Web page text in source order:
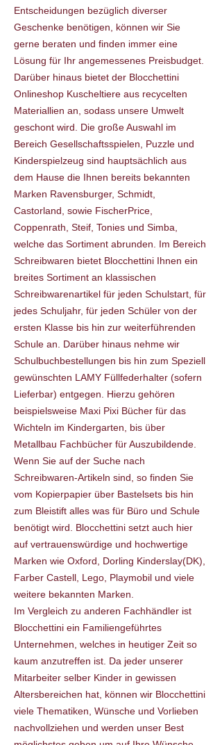
Entscheidungen bezüglich diverser
Geschenke benötigen, können wir Sie
gerne beraten und finden immer eine
Lösung für Ihr angemessenes Preisbudget.
Darüber hinaus bietet der Blocchettini
Onlineshop Kuscheltiere aus recycelten
Materiallien an, sodass unsere Umwelt
geschont wird. Die große Auswahl im
Bereich Gesellschaftsspielen, Puzzle und
Kinderspielzeug sind hauptsächlich aus
dem Hause die Ihnen bereits bekannten
Marken Ravensburger, Schmidt,
Castorland, sowie FischerPrice,
Coppenrath, Steif, Tonies und Simba,
welche das Sortiment abrunden. Im Bereich
Schreibwaren bietet Blocchettini Ihnen ein
breites Sortiment an klassischen
Schreibwarenartikel für jeden Schulstart, für
jedes Schuljahr, für jeden Schüler von der
ersten Klasse bis hin zur weiterführenden
Schule an. Darüber hinaus nehme wir
Schulbuchbestellungen bis hin zum Speziell
gewünschten LAMY Füllfederhalter (sofern
Lieferbar) entgegen. Hierzu gehören
beispielsweise Maxi Pixi Bücher für das
Wichteln im Kindergarten, bis über
Metallbau Fachbücher für Auszubildende.
Wenn Sie auf der Suche nach
Schreibwaren-Artikeln sind, so finden Sie
vom Kopierpapier über Bastelsets bis hin
zum Bleistift alles was für Büro und Schule
benötigt wird. Blocchettini setzt auch hier
auf vertrauenswürdige und hochwertige
Marken wie Oxford, Dorling Kinderslay(DK),
Farber Castell, Lego, Playmobil und viele
weitere bekannten Marken.
Im Vergleich zu anderen Fachhändler ist
Blocchettini ein Familiengeführtes
Unternehmen, welches in heutiger Zeit so
kaum anzutreffen ist. Da jeder unserer
Mitarbeiter selber Kinder in gewissen
Altersbereichen hat, können wir Blocchettini
viele Thematiken, Wünsche und Vorlieben
nachvollziehen und werden unser Best